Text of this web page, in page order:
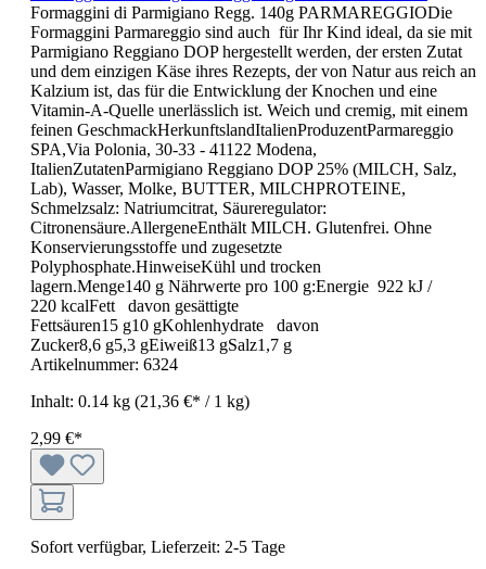
Formaggini di Parmigiano Regg. 140g PARMAREGGIODie
Formaggini Parmareggio sind auch für Ihr Kind ideal, da sie mit
Parmigiano Reggiano DOP hergestellt werden, der ersten Zutat
und dem einzigen Käse ihres Rezepts, der von Natur aus reich an
Kalzium ist, das für die Entwicklung der Knochen und eine
Vitamin-A-Quelle unerlässlich ist. Weich und cremig, mit einem
feinen GeschmackHerkunftslandItalienProduzentParmareggio
SPA,Via Polonia, 30-33 - 41122 Modena,
ItalienZutatenParmigiano Reggiano DOP 25% (MILCH, Salz,
Lab), Wasser, Molke, BUTTER, MILCHPROTEINE,
Schmelzsalz: Natriumcitrat, Säureregulator:
Citronensäure.AllergeneEnthält MILCH. Glutenfrei. Ohne
Konservierungsstoffe und zugesetzte
Polyphosphate.HinweiseKühl und trocken
lagern.Menge140 g Nährwerte pro 100 g:Energie 922 kJ /
220 kcalFett davon gesättigte
Fettsäuren15 g10 gKohlenhydrate davon
Zucker8,6 g5,3 gEiweiß13 gSalz1,7 g
Artikelnummer: 6324
Inhalt: 0.14 kg (21,36 €* / 1 kg)
2,99 €*
Sofort verfügbar, Lieferzeit: 2-5 Tage